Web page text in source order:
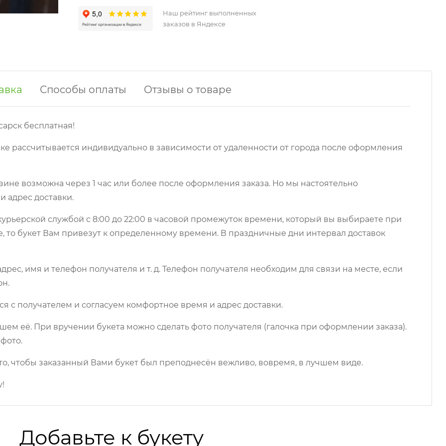
Наш рейтинг выполненных
заказов в Яндексе
Способы оплаты Отзывы о товаре
бесплатная!
рассчитывается индивидуально в зависимости от удаленности от города после оформления
возможна через 1 час или более после оформления заказа. Но мы настоятельно
адрес доставки.
службой с 8:00 до 22:00 в часовой промежуток времени, который вы выбираете при
то букет Вам привезут к определенному времени. В праздничные дни интервал доставок
имя и телефон получателя и т. д. Телефон получателя необходим для связи на месте, если
с получателем и согласуем комфортное время и адрес доставки.
её. При вручении букета можно сделать фото получателя (галочка при оформлении заказа).
чтобы заказанный Вами букет был преподнесён вежливо, вовремя, в лучшем виде.
Добавьте к букету